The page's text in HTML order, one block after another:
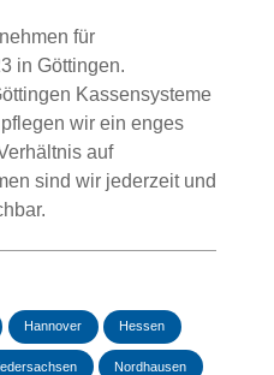
für
in Göttingen.
Kassensysteme
wir ein enges
auf
sind wir jederzeit und
Hannover Hessen
Nordhausen